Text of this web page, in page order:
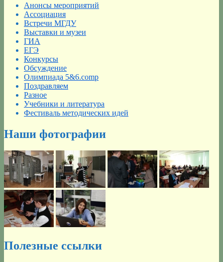
Анонсы мероприятий
Ассоциация
Встречи МГДУ
Выставки и музеи
ГИА
ЕГЭ
Конкурсы
Обсуждение
Олимпиада 5&6.comp
Поздравляем
Разное
Учебники и литература
Фестиваль методических идей
Наши фотографии
Полезные ссылки